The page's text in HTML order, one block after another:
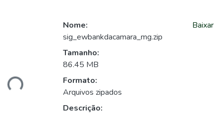
Nome:
sig_ewbankdacamara_mg.zip
Tamanho:
86.45 MB
Formato:
Arquivos zipados
Descrição:
Baixar